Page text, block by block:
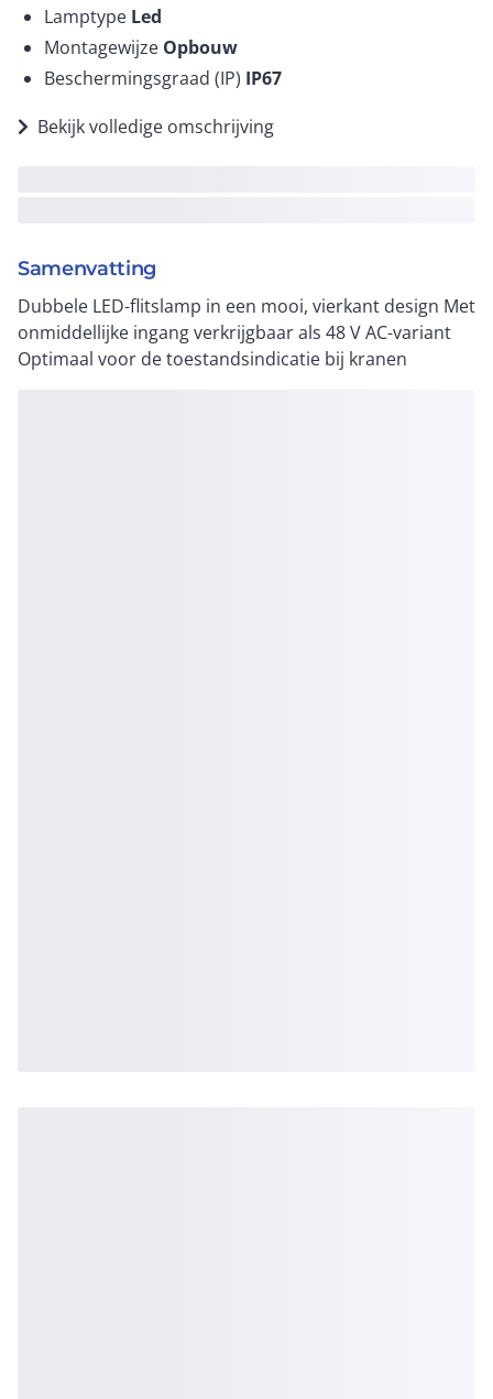
Lamptype Led
Montagewijze Opbouw
Beschermingsgraad (IP) IP67
Bekijk volledige omschrijving
Samenvatting
Dubbele LED-flitslamp in een mooi, vierkant design Met
onmiddellijke ingang verkrijgbaar als 48 V AC-variant
Optimaal voor de toestandsindicatie bij kranen